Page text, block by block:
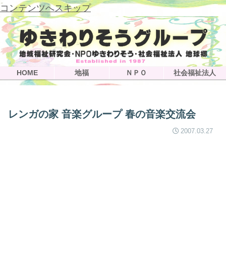
コンテンツへスキップ
HOME 地福 ＮＰＯ 社会福祉法人
レンガの家 音楽グループ 春の音楽交流会
2007.03.27